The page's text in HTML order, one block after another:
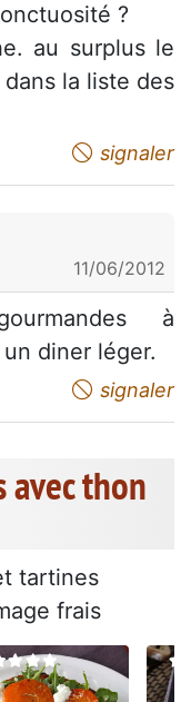
?
au surplus le
la liste des
signaler
11/06/2012
à
diner léger.
signaler
avec thon
tartines
frais